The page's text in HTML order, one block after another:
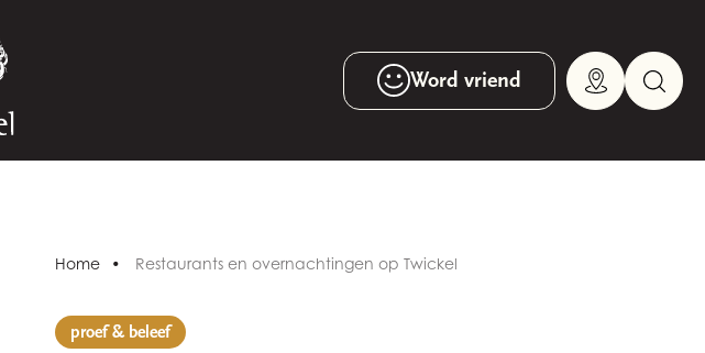
Word vriend
Home Restaurants en overnachtingen op Twickel
proef & beleef